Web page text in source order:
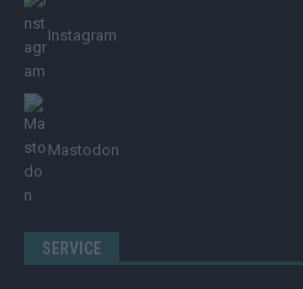
Instagram
Mastodon
SERVICE